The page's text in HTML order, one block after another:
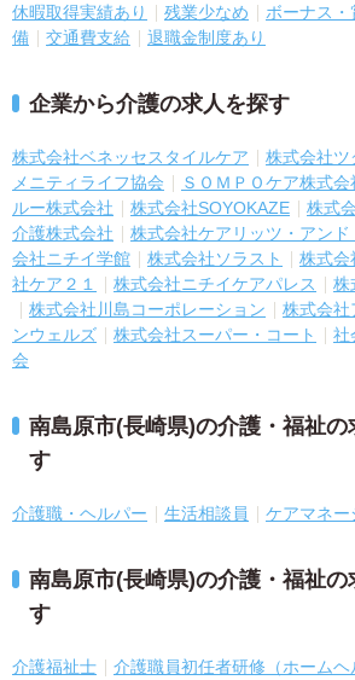
休暇取得実績あり 残業少なめ ボーナス・
備
交通費支給 退職金制度あり
企業から介護の求人を探す
株式会社ベネッセスタイルケア 株式会社ツ
メニティライフ協会
ＳＯＭＰＯケア株式会
ルー株式会社
株式会社SOYOKAZE 株式
介護株式会社
株式会社ケアリッツ・アン
会社ニチイ学館
株式会社ソラスト 株式会
社ケア２１
株式会社ニチイケアパレス
株
株式会社川島コーポレーション
株式会社
ンウェルズ
株式会社スーパー・コート
社
会
南島原市(長崎県)の介護・福祉
す
介護職・ヘルパー 生活相談員 ケアマネー
南島原市(長崎県)の介護・福祉
す
介護福祉士 介護職員初任者研修（ホームヘ